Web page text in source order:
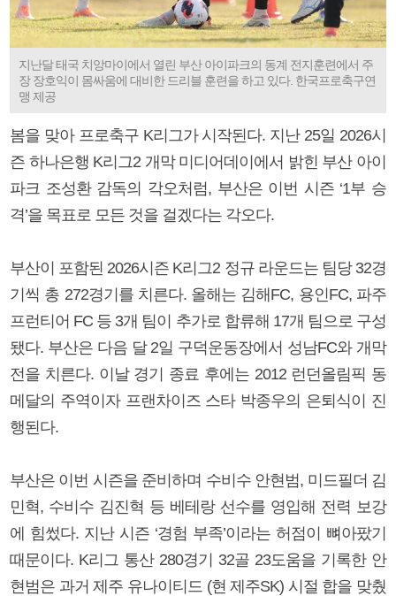
지난달 태국 치앙마이에서 열린 부산 아이파크의 동계 전지훈련에서 주
장 장호익이 몸싸움에 대비한 드리블 훈련을 하고 있다. 한국프로축구연
맹 제공
봄을 맞아 프로축구 K리그가 시작된다. 지난 25일 2026시
즌 하나은행 K리그2 개막 미디어데이에서 밝힌 부산 아이
파크 조성환 감독의 각오처럼, 부산은 이번 시즌 ‘1부 승
격’을 목표로 모든 것을 걸겠다는 각오다.
부산이 포함된 2026시즌 K리그2 정규 라운드는 팀당 32경
기씩 총 272경기를 치른다. 올해는 김해FC, 용인FC, 파주
프런티어 FC 등 3개 팀이 추가로 합류해 17개 팀으로 구성
됐다. 부산은 다음 달 2일 구덕운동장에서 성남FC와 개막
전을 치른다. 이날 경기 종료 후에는 2012 런던올림픽 동
메달의 주역이자 프랜차이즈 스타 박종우의 은퇴식이 진
행된다.
부산은 이번 시즌을 준비하며 수비수 안현범, 미드필더 김
민혁, 수비수 김진혁 등 베테랑 선수를 영입해 전력 보강
에 힘썼다. 지난 시즌 ‘경험 부족’이라는 허점이 뼈아팠기
때문이다. K리그 통산 280경기 32골 23도움을 기록한 안
현범은 과거 제주 유나이티드 (현 제주SK) 시절 합을 맞췄